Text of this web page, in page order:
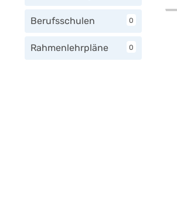
Berufsschulen 0
Rahmenlehrpläne 0